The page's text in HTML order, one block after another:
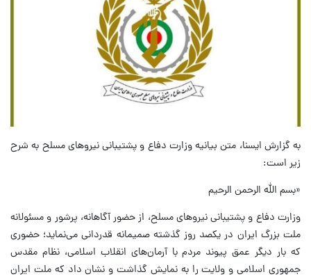
به گزارش ایسنا، متن بیانیه وزارت دفاع و پشتیبانی نیروهای مسلح به شرح
زیر است:
«بسم الله الرحمن الرحیم
وزارت دفاع و پشتیبانی نیروهای مسلح، از حضور آگاهانه، پرشور و مسئولانه
ملت بزرگ ایران در یکصد روز گذشته صمیمانه قدردانی می‌نماید؛ حضوری
که بار دیگر عمق پیوند مردم با آرمان‌های انقلاب اسلامی، نظام مقدس
جمهوری اسلامی و ولایت را به نمایش گذاشت و نشان داد که ملت ایران